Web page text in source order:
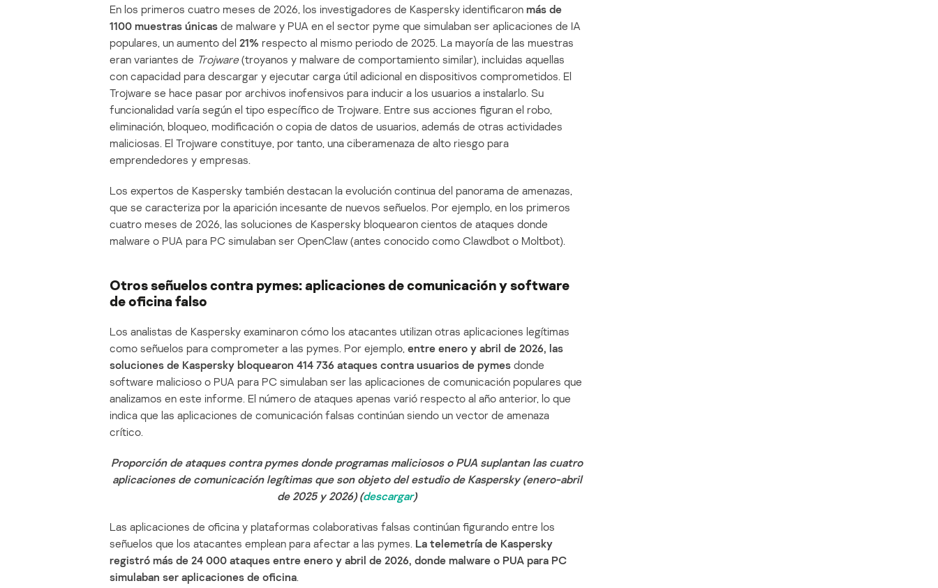
En los primeros cuatro meses de 2026, los investigadores de Kaspersky identificaron más de
1100 muestras únicas de malware y PUA en el sector pyme que simulaban ser aplicaciones de IA
populares, un aumento del 21% respecto al mismo periodo de 2025. La mayoría de las muestras
eran variantes de Trojware(troyanos y malware de comportamiento similar), incluidas aquellas
con capacidad para descargar y ejecutar carga útil adicional en dispositivos comprometidos. El
Trojware se hace pasar por archivos inofensivos para inducir a los usuarios a instalarlo. Su
funcionalidad varía según el tipo específico de Trojware. Entre sus acciones figuran el robo,
eliminación, bloqueo, modificación o copia de datos de usuarios, además de otras actividades
maliciosas. El Trojware constituye, por tanto, una ciberamenaza de alto riesgo para
emprendedores y empresas.
Los expertos de Kaspersky también destacan la evolución continua del panorama de amenazas,
que se caracteriza por la aparición incesante de nuevos señuelos. Por ejemplo, en los primeros
cuatro meses de 2026, las soluciones de Kaspersky bloquearon cientos de ataques donde
malware o PUA para PC simulaban ser OpenClaw (antes conocido como Clawdbot o Moltbot).
Otros señuelos contra pymes: aplicaciones de comunicación y software
de oficina falso
Los analistas de Kaspersky examinaron cómo los atacantes utilizan otras aplicaciones legítimas
como señuelos para comprometer a las pymes. Por ejemplo, entre enero y abril de 2026, las
soluciones de Kaspersky bloquearon 414 736 ataques contra usuarios de pymes donde
software malicioso o PUA para PC simulaban ser las aplicaciones de comunicación populares que
analizamos en este informe. El número de ataques apenas varió respecto al año anterior, lo que
indica que las aplicaciones de comunicación falsas continúan siendo un vector de amenaza
crítico.
Proporción de ataques contra pymes donde programas maliciosos o PUA suplantan las cuatro
aplicaciones de comunicación legítimas que son objeto del estudio de Kaspersky (enero-abril
de 2025 y 2026) (descargar)
Las aplicaciones de oficina y plataformas colaborativas falsas continúan figurando entre los
señuelos que los atacantes emplean para afectar a las pymes. La telemetría de Kaspersky
registró más de 24 000 ataques entre enero y abril de 2026, donde malware o PUA para PC
simulaban ser aplicaciones de oficina.